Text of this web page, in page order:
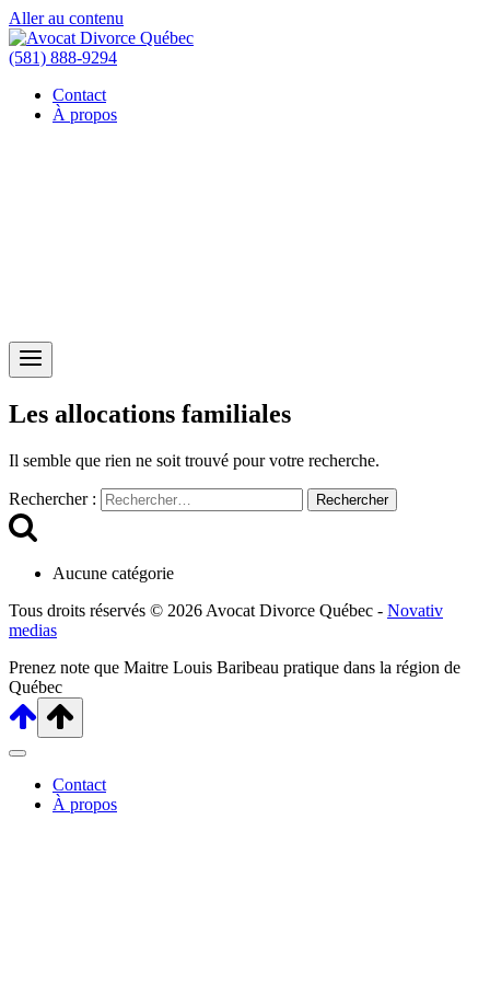
Aller au contenu
(581) 888-9294
Contact
À propos
Les allocations familiales
Il semble que rien ne soit trouvé pour votre recherche.
Rechercher :
Aucune catégorie
Tous droits réservés © 2026 Avocat Divorce Québec - Novativ
medias
Prenez note que Maitre Louis Baribeau pratique dans la région de
Québec
Contact
À propos